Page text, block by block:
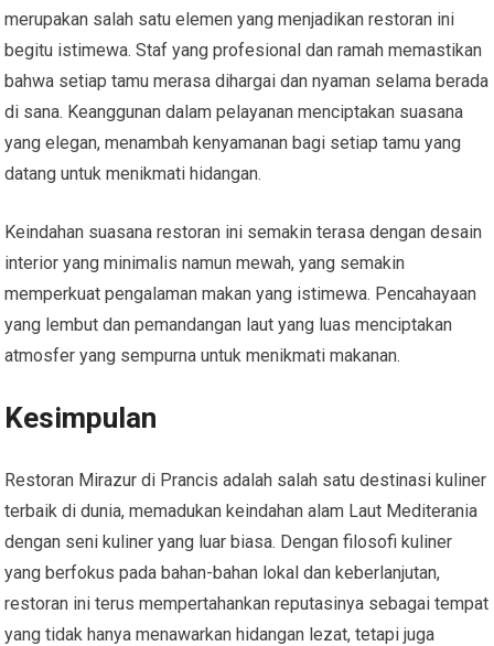
merupakan salah satu elemen yang menjadikan restoran ini
begitu istimewa. Staf yang profesional dan ramah memastikan
bahwa setiap tamu merasa dihargai dan nyaman selama berada
di sana. Keanggunan dalam pelayanan menciptakan suasana
yang elegan, menambah kenyamanan bagi setiap tamu yang
datang untuk menikmati hidangan.
Keindahan suasana restoran ini semakin terasa dengan desain
interior yang minimalis namun mewah, yang semakin
memperkuat pengalaman makan yang istimewa. Pencahayaan
yang lembut dan pemandangan laut yang luas menciptakan
atmosfer yang sempurna untuk menikmati makanan.
Kesimpulan
Restoran Mirazur di Prancis adalah salah satu destinasi kuliner
terbaik di dunia, memadukan keindahan alam Laut Mediterania
dengan seni kuliner yang luar biasa. Dengan filosofi kuliner
yang berfokus pada bahan-bahan lokal dan keberlanjutan,
restoran ini terus mempertahankan reputasinya sebagai tempat
yang tidak hanya menawarkan hidangan lezat, tetapi juga